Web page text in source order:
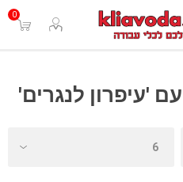
0
'עיפרון לנגרים'